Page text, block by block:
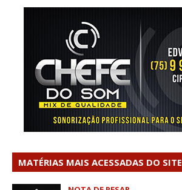
MATÉRIAS MAIS ACESSADAS DO SITE